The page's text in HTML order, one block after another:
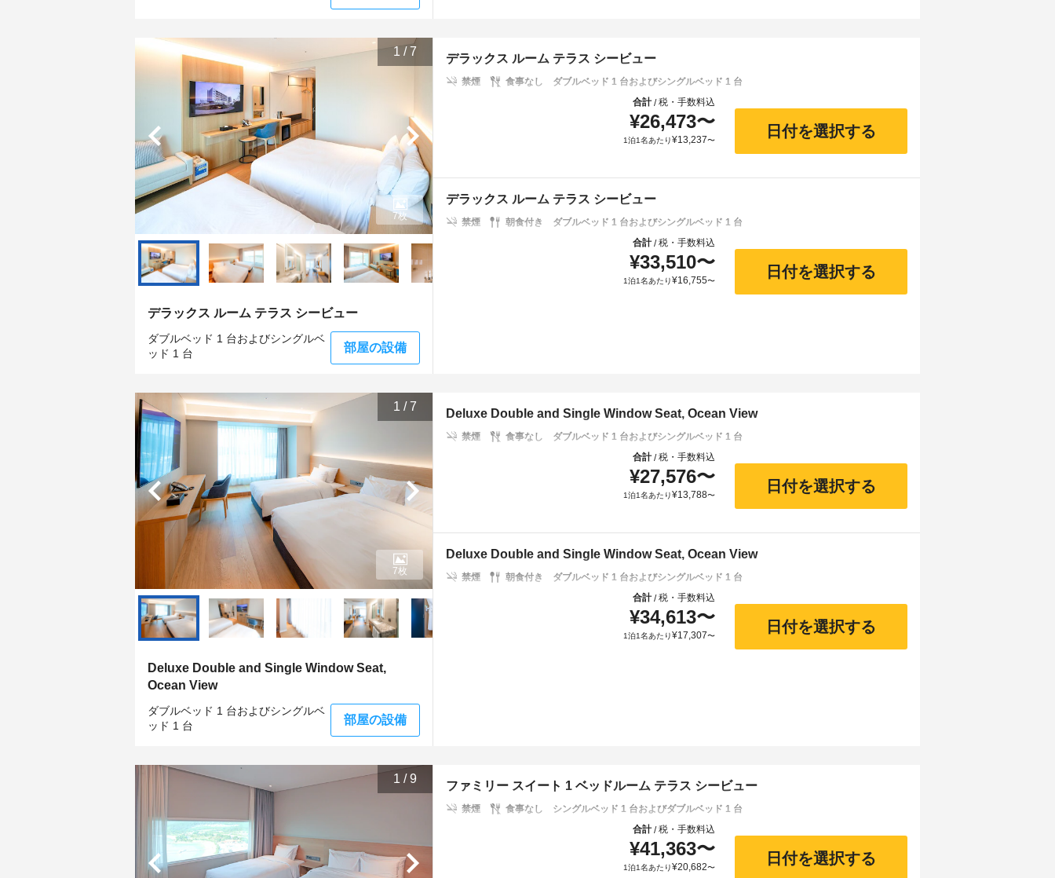
1 /7
デラックス ルーム テラス シービュー
ダブルベッド 1 台およびシングルベ
ッド 1 台
部屋の設備
7枚
デラックス ルーム テラス シービュー
禁煙 食事なし
ダブルベッド 1 台およびシングルベッド 1 台
合計/税・手数料込
¥26,473〜
1泊1名あたり¥13,237〜
日付を選択する
デラックス ルーム テラス シービュー
禁煙 朝食付き
ダブルベッド 1 台およびシングルベッド 1 台
合計/税・手数料込
¥33,510〜
1泊1名あたり¥16,755〜
日付を選択する
1 /7
Deluxe Double and Single Window Seat,
Ocean View
ダブルベッド 1 台およびシングルベ
ッド 1 台
部屋の設備
7枚
Deluxe Double and Single Window Seat, Ocean View
禁煙 食事なし
ダブルベッド 1 台およびシングルベッド 1 台
合計/税・手数料込
¥27,576〜
1泊1名あたり¥13,788〜
日付を選択する
Deluxe Double and Single Window Seat, Ocean View
禁煙 朝食付き
ダブルベッド 1 台およびシングルベッド 1 台
合計/税・手数料込
¥34,613〜
1泊1名あたり¥17,307〜
日付を選択する
1 /9
ファミリー スイート 1 ベッドルーム テラス シービュー
禁煙 食事なし
シングルベッド 1 台およびダブルベッド 1 台
合計/税・手数料込
¥41,363〜
1泊1名あたり¥20,682〜
日付を選択する